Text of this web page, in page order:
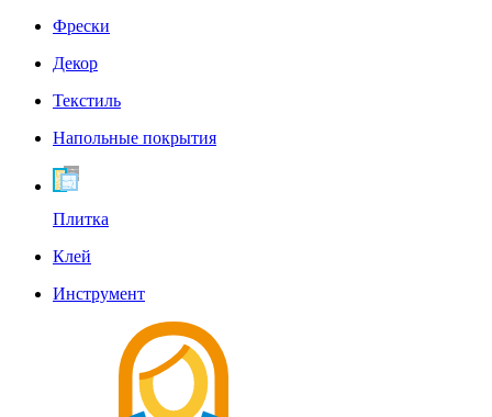
Фрески
Декор
Текстиль
Напольные покрытия
Плитка
Клей
Инструмент